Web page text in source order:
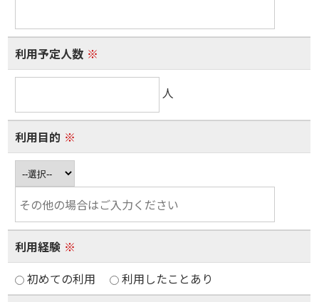
利用予定人数 ※
人
利用目的 ※
利用経験 ※
初めての利用
利用したことあり